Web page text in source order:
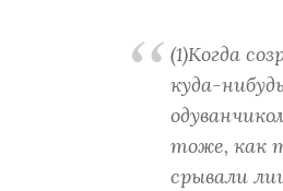
(1)Когда
куда-
тоже, как
срывали